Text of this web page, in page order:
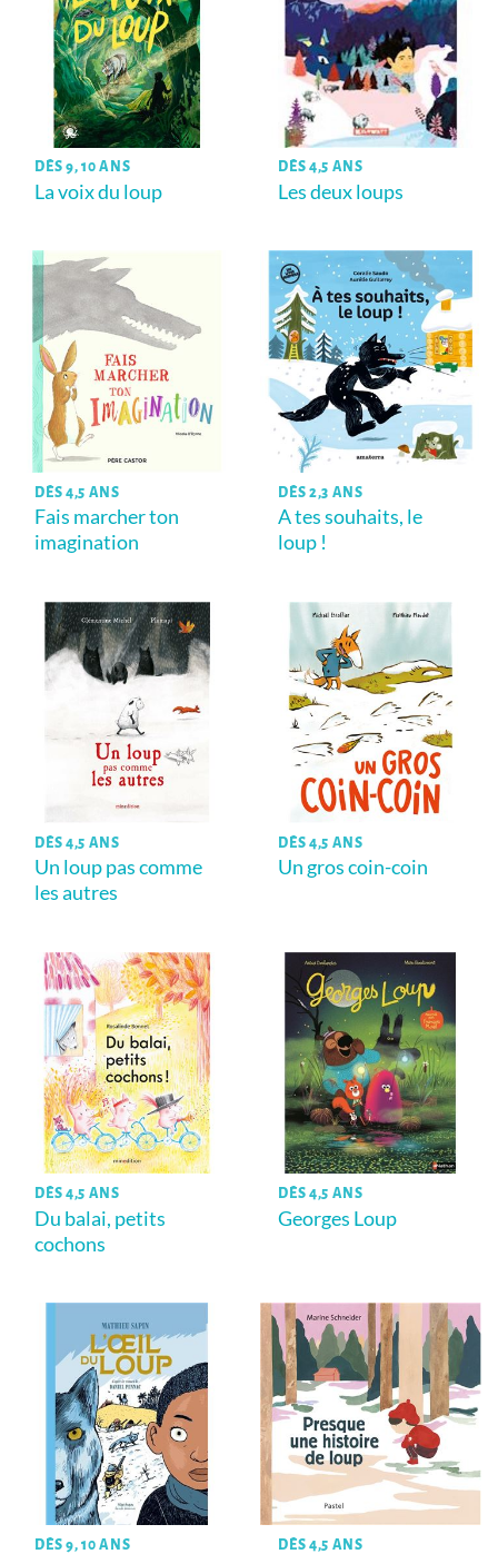
DÈS 9, 10 ANS
La voix du loup
DÈS 4,5 ANS
Les deux loups
DÈS 4,5 ANS
Fais marcher ton
imagination
DÈS 2,3 ANS
A tes souhaits, le
loup !
DÈS 4,5 ANS
Un loup pas comme
les autres
DÈS 4,5 ANS
Un gros coin-coin
DÈS 4,5 ANS
Du balai, petits
cochons
DÈS 4,5 ANS
Georges Loup
DÈS 9, 10 ANS DÈS 4,5 ANS